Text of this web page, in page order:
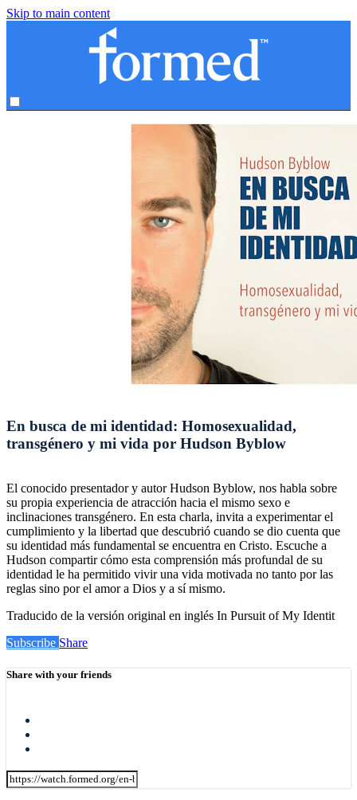
Skip to main content
En busca de mi identidad: Homosexualidad,
transgénero y mi vida por Hudson Byblow
El conocido presentador y autor Hudson Byblow, nos habla sobre
su propia experiencia de atracción hacia el mismo sexo e
inclinaciones transgénero. En esta charla, invita a experimentar el
cumplimiento y la libertad que descubrió cuando se dio cuenta que
su identidad más fundamental se encuentra en Cristo. Escuche a
Hudson compartir cómo esta comprensión más profundal de su
identidad le ha permitido vivir una vida motivada no tanto por las
reglas sino por el amor a Dios y a sí mismo.
Traducido de la versión original en inglés In Pursuit of My Identit
Subscribe Share
Share with your friends